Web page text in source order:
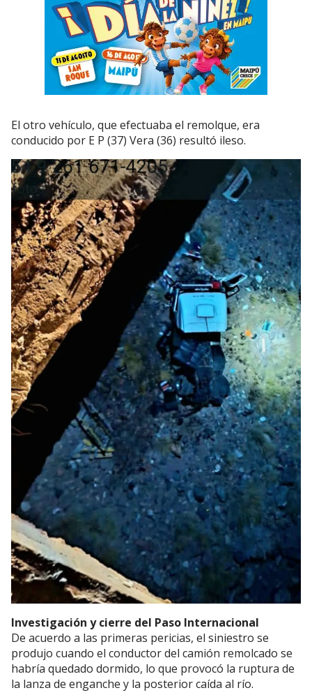
El otro vehículo, que efectuaba el remolque, era
conducido por E P (37) Vera (36) resultó ileso.
Investigación y cierre del Paso Internacional
De acuerdo a las primeras pericias, el siniestro se
produjo cuando el conductor del camión remolcado se
habría quedado dormido, lo que provocó la ruptura de
la lanza de enganche y la posterior caída al río.